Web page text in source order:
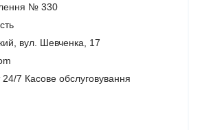
№ 330
вул. Шевченка, 17
24/7 Касове обслуговування